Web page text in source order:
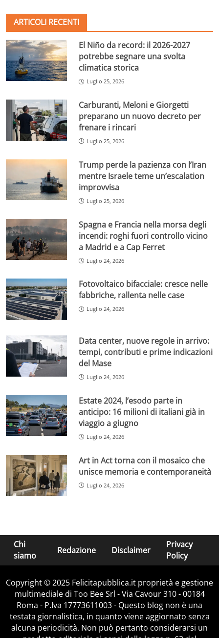
ARTICOLI RECENTI
El Niño da record: il 2026-2027
potrebbe segnare una svolta
climatica storica
Luglio 25, 2026
Carburanti, Meloni e Giorgetti
preparano un nuovo decreto per
frenare i rincari
Luglio 25, 2026
Trump perde la pazienza con l’Iran
mentre Israele teme un’escalation
improvvisa
Luglio 25, 2026
Spagna e Francia nella morsa degli
incendi: roghi fuori controllo vicino
a Madrid e a Cap Ferret
Luglio 24, 2026
Fotovoltaico bifacciale: cresce nelle
fabbriche, rallenta nelle case
Luglio 24, 2026
Data center, nuove regole in arrivo:
tempi, contributi e prime indicazioni
del Mase
Luglio 24, 2026
Estate 2024, l’esodo parte in
anticipo: 16 milioni di italiani già in
viaggio a giugno
Luglio 24, 2026
Art in Act torna con il mosaico che
unisce memoria e contemporaneità
Luglio 24, 2026
Chi
siamo
Redazione Disclaimer
Privacy
Policy
Copyright © 2025 Felicitapubblica.it proprietà e gestione
multimediale di Too Bee Srl - Via Cavour 310 - 00184
Roma - P.Iva 17773611003 - Questo blog non è una
testata giornalistica, in quanto viene aggiornato senza
alcuna periodicità. Non può pertanto considerarsi un